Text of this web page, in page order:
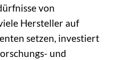
von
Hersteller auf
setzen, investiert
und